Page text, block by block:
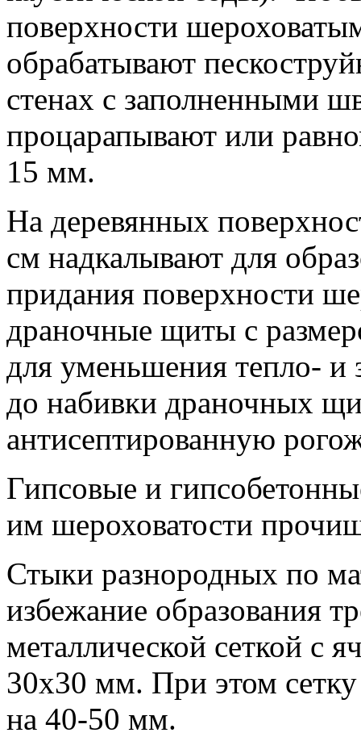
поверхности
обрабатывают
стенах с заполненными
процарапывают или
15 мм.
На деревянных
см надкалывают для
придания поверхности
драночные щиты с
для уменьшения тепло- и
до набивки драночных
антисептированную
Гипсовые и
им шероховатости
Стыки разнородных по
избежание образования
металлической сеткой с
30x30 мм. При этом сетку
на 40-50 мм.